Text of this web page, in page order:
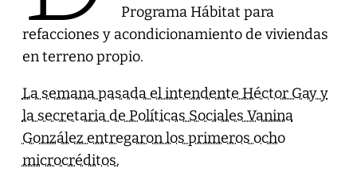
Programa Hábitat para
refacciones y acondicionamiento de viviendas
en terreno propio.
La semana pasada el intendente Héctor Gay y
la secretaria de Políticas Sociales Vanina
González entregaron los primeros ocho
microcréditos.